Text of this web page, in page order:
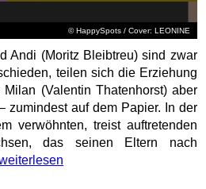
© HappySpots / Cover: LEONINE
Andi (Moritz Bleibtreu) sind zwar
teilen sich die Erziehung
(Valentin Thatenhorst) aber
zumindest auf dem Papier. In der
verwöhnten, treist auftretenden
das seinen Eltern nach